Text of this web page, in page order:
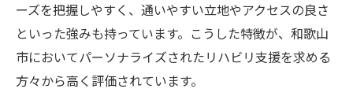
ーズを把握しやすく、通いやすい立地やアクセスの良さ
といった強みも持っています。こうした特徴が、和歌山
市においてパーソナライズされたリハビリ支援を求める
方々から高く評価されています。